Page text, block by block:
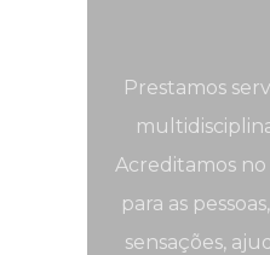
Prestamos
Acreditamos
para as
sensações,